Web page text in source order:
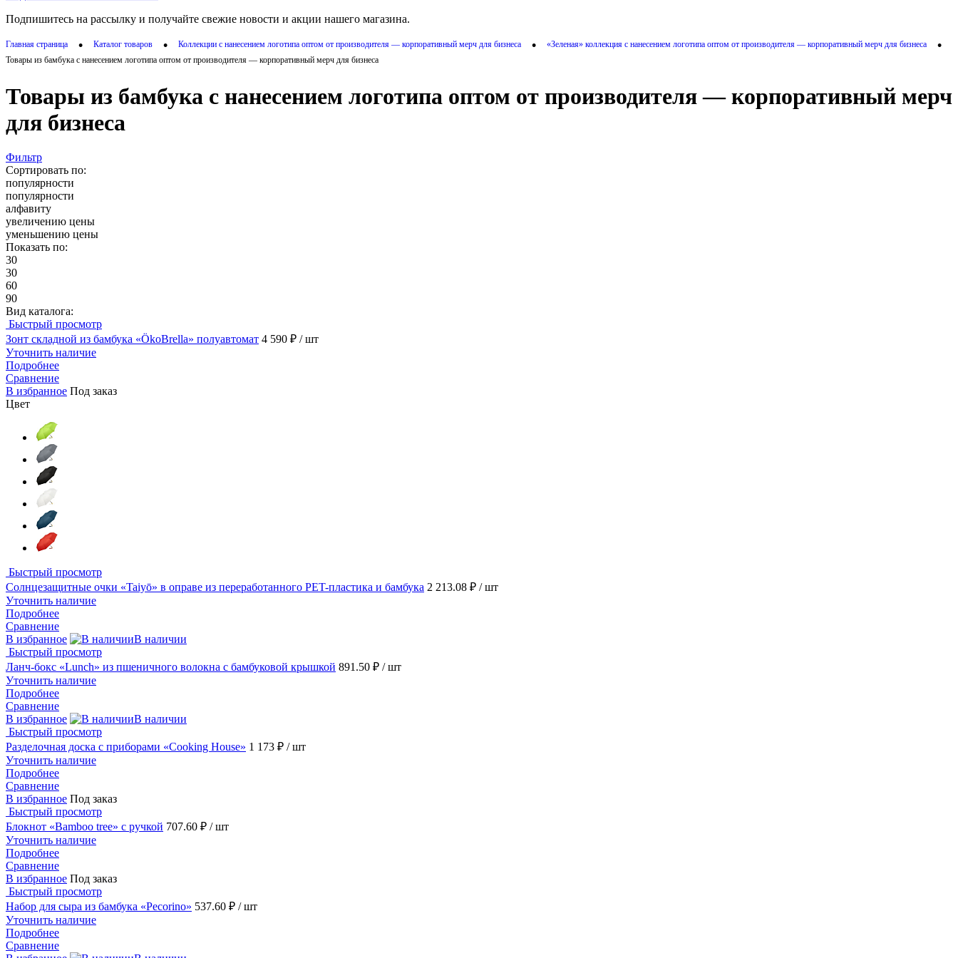
Подпишитесь на рассылку и получайте свежие новости и акции нашего магазина.
Главная страница • Каталог товаров • Коллекции с нанесением логотипа оптом от производителя — корпоративный мерч для бизнеса • «Зеленая» коллекция с нанесением логотипа оптом от производителя — корпоративный мерч для бизнеса •
Товары из бамбука с нанесением логотипа оптом от производителя — корпоративный мерч для бизнеса
Товары из бамбука с нанесением логотипа оптом от производителя — корпоративный мерч
для бизнеса
Фильтр
Сортировать по:
популярности
популярности
алфавиту
увеличению цены
уменьшению цены
Показать по:
30
30
60
90
Вид каталога:
Быстрый просмотр
Зонт складной из бамбука «ÖkoBrella» полуавтомат 4 590 ₽ / шт
Уточнить наличие
Подробнее
Сравнение
В избранное Под заказ
Цвет
Быстрый просмотр
Солнцезащитные очки «Taiyō» в оправе из переработанного PET-пластика и бамбука 2 213.08 ₽ / шт
Уточнить наличие
Подробнее
Сравнение
В избранное
В наличии
Быстрый просмотр
Ланч-бокс «Lunch» из пшеничного волокна с бамбуковой крышкой 891.50 ₽ / шт
Уточнить наличие
Подробнее
Сравнение
В избранное
В наличии
Быстрый просмотр
Разделочная доска с приборами «Cooking House» 1 173 ₽ / шт
Уточнить наличие
Подробнее
Сравнение
В избранное Под заказ
Быстрый просмотр
Блокнот «Bamboo tree» с ручкой 707.60 ₽ / шт
Уточнить наличие
Подробнее
Сравнение
В избранное Под заказ
Быстрый просмотр
Набор для сыра из бамбука «Pecorino» 537.60 ₽ / шт
Уточнить наличие
Подробнее
Сравнение